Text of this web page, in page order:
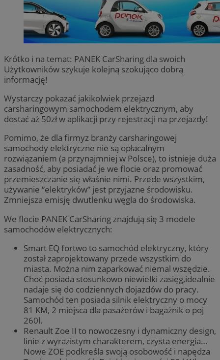
Krótko i na temat: PANEK CarSharing dla swoich
Użytkowników szykuje kolejną szokująco dobrą
informację!
Wystarczy pokazać jakikolwiek przejazd
carsharingowym samochodem elektrycznym, aby
dostać aż 50zł w aplikacji przy rejestracji na przejazdy!
Pomimo, że dla firmyz branży carsharingowej
samochody elektryczne nie są opłacalnym
rozwiązaniem (a przynajmniej w Polsce), to istnieje duża
zasadność, aby posiadać je we flocie oraz promować
przemieszczanie się właśnie nimi. Przede wszystkim,
używanie “elektryków” jest przyjazne środowisku.
Zmniejsza emisję dwutlenku węgla do środowiska.
We flocie PANEK CarSharing znajdują się 3 modele
samochodów elektrycznych:
Smart EQ fortwo to samochód elektryczny, który
został zaprojektowany przede wszystkim do
miasta. Można nim zaparkować niemal wszędzie.
Choć posiada stosunkowo niewielki zasięg,idealnie
nadaje się do codziennych dojazdów do pracy.
Samochód ten posiada silnik elektryczny o mocy
81 KM, 2 miejsca dla pasażerów i bagażnik o poj
260l.
Renault Zoe II to nowoczesny i dynamiczny design,
linie z wyrazistym charakterem, czysta energia…
Nowe ZOE podkreśla swoją osobowość i napędza